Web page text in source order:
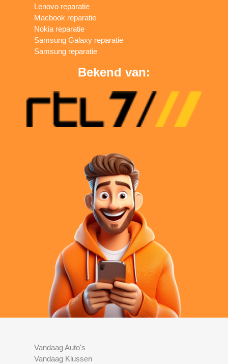
Lenovo reparatie
Macbook reparatie
Nokia reparatie
Samsung Galaxy reparatie
Samsung reparatie
Bekend van:
Vandaag Auto's
Vandaag Klussen